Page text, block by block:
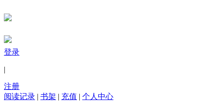
登录
|
注册
阅读记录 | 书架 | 充值 | 个人中心